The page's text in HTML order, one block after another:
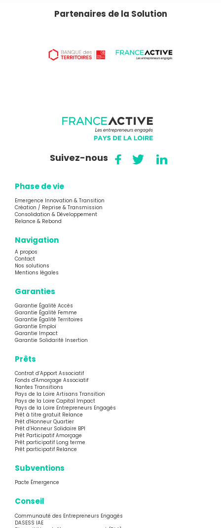
Partenaires de la Solution
Suivez-nous
Phase de vie
Emergence Innovation & Transition
Création / Reprise & Transmission
Consolidation & Développement
Relance & Rebond
Navigation
A propos
Contact
Nos solutions
Mentions légales
Garanties
Garantie Égalité Accès
Garantie Égalité Femme
Garantie Égalité Territoires
Garantie Emploi
Garantie Impact
Garantie Solidarité Insertion
Prêts
Contrat d’Apport Associatif
Fonds d'Amorçage Associatif
Nantes Transitions
Pays de la Loire Artisans Transition
Pays de la Loire Capital Impact
Pays de la Loire Entrepreneurs Engagés
Prêt à titre gratuit Relance
Prêt d'Honneur Quartier
Prêt d’Honneur Solidaire BPI
Prêt Participatif Amorçage
Prêt participatif Long terme
Prêt participatif Relance
Subventions
Pacte Émergence
Conseil
Communauté des Entrepreneurs Engagés
DASESS IAE